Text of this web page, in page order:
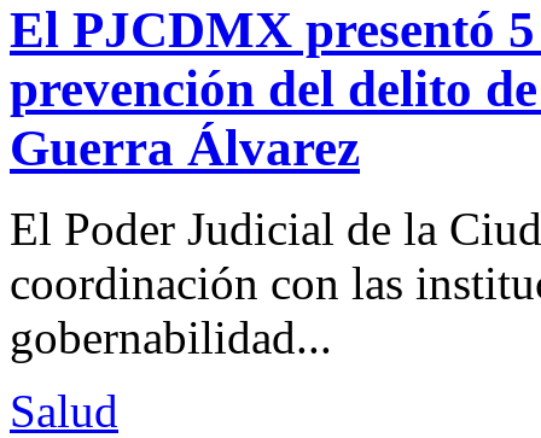
El PJCDMX presentó
prevención del delito
Guerra Álvarez
El Poder Judicial de la
coordinación con las
gobernabilidad...
Salud